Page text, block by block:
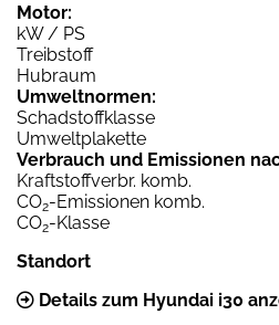
Motor:
kW / PS
Treibstoff
Hubraum
Umweltnormen:
Schadstoffklasse
Umweltplakette
Verbrauch und Emissionen
Kraftstoffverbr. komb.
CO2-Emissionen komb.
CO2-Klasse
Standort
Details zum Hyundai i30